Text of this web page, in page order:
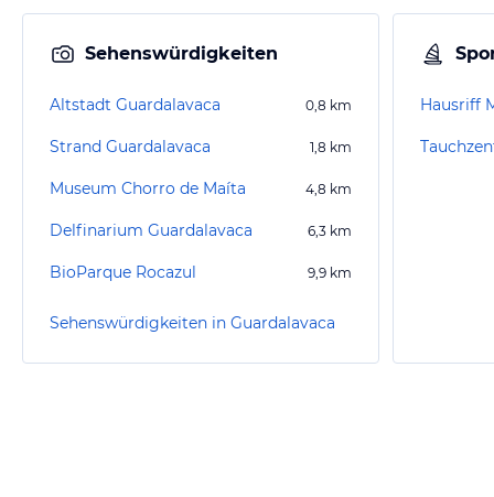
Sehenswürdigkeiten
Altstadt Guardalavaca 0,8 km
Strand Guardalavaca 1,8 km
Museum Chorro de Maíta 4,8 km
Delfinarium Guardalavaca 6,3 km
BioParque Rocazul 9,9 km
Sehenswürdigkeiten in Guardalavaca
Hausriff